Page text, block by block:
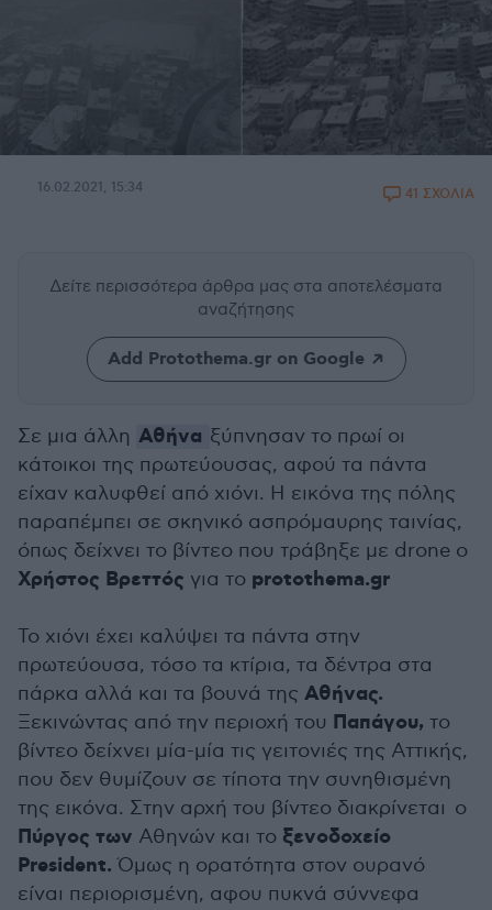
16.02.2021, 15:34 41 ΣΧΟΛΙΑ
Δείτε περισσότερα άρθρα μας στα αποτελέσματα
αναζήτησης
Add Protothema.gr on Google
Σε μια άλλη Αθήνα ξύπνησαν το πρωί οι
κάτοικοι της πρωτεύουσας, αφού τα πάντα
είχαν καλυφθεί από χιόνι. Η εικόνα της πόλης
παραπέμπει σε σκηνικό ασπρόμαυρης ταινίας,
όπως δείχνει το βίντεο που τράβηξε με drone ο
Χρήστος Βρεττός για το protothema.gr
Το χιόνι έχει καλύψει τα πάντα στην
πρωτεύουσα, τόσο τα κτίρια, τα δέντρα στα
πάρκα αλλά και τα βουνά της Αθήνας.
Ξεκινώντας από την περιοχή του Παπάγου, το
βίντεο δείχνει μία-μία τις γειτονιές της Αττικής,
που δεν θυμίζουν σε τίποτα την συνηθισμένη
της εικόνα. Στην αρχή του βίντεο διακρίνεται ο
Πύργος των Αθηνών και το ξενοδοχείο
President. Όμως η ορατότητα στον ουρανό
είναι περιορισμένη, αφου πυκνά σύννεφα